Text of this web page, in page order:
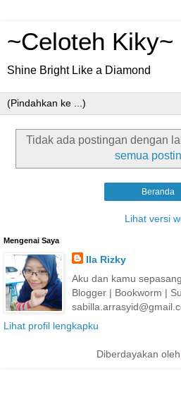
~Celoteh Kiky~
Shine Bright Like a Diamond
Tidak ada postingan dengan
semua
Beranda
Lihat versi
Mengenai Saya
Ila Rizky
Aku dan kamu
Blogger | Bookworm |
Lihat profil lengkapku
Diberdayakan oleh